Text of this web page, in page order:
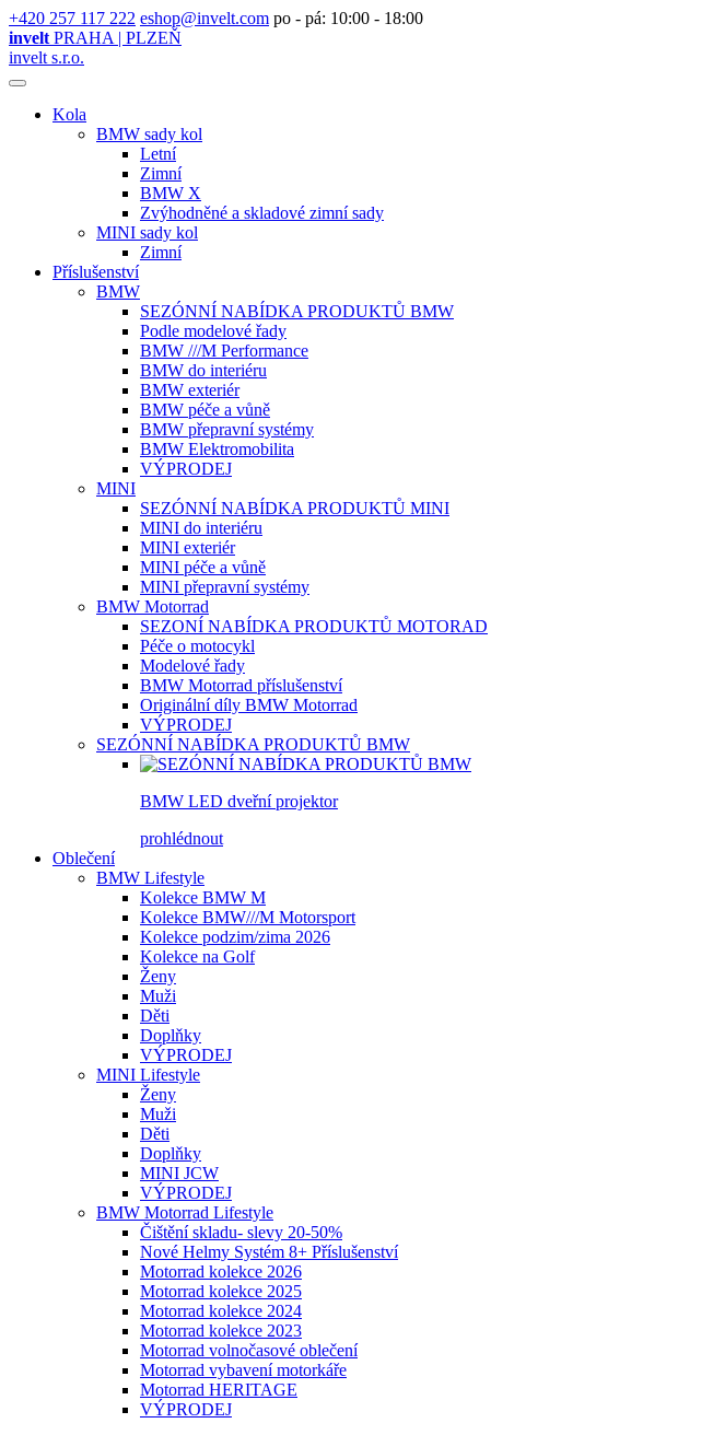
+420 257 117 222 eshop@invelt.com po - pá: 10:00 - 18:00
invelt PRAHA | PLZEŇ
invelt s.r.o.
Kola
BMW sady kol
Letní
Zimní
BMW X
Zvýhodněné a skladové zimní sady
MINI sady kol
Zimní
Příslušenství
BMW
SEZÓNNÍ NABÍDKA PRODUKTŮ BMW
Podle modelové řady
BMW ///M Performance
BMW do interiéru
BMW exteriér
BMW péče a vůně
BMW přepravní systémy
BMW Elektromobilita
VÝPRODEJ
MINI
SEZÓNNÍ NABÍDKA PRODUKTŮ MINI
MINI do interiéru
MINI exteriér
MINI péče a vůně
MINI přepravní systémy
BMW Motorrad
SEZONÍ NABÍDKA PRODUKTŮ MOTORAD
Péče o motocykl
Modelové řady
BMW Motorrad příslušenství
Originální díly BMW Motorrad
VÝPRODEJ
SEZÓNNÍ NABÍDKA PRODUKTŮ BMW
BMW LED dveřní projektor
prohlédnout
Oblečení
BMW Lifestyle
Kolekce BMW M
Kolekce BMW///M Motorsport
Kolekce podzim/zima 2026
Kolekce na Golf
Ženy
Muži
Děti
Doplňky
VÝPRODEJ
MINI Lifestyle
Ženy
Muži
Děti
Doplňky
MINI JCW
VÝPRODEJ
BMW Motorrad Lifestyle
Čištění skladu- slevy 20-50%
Nové Helmy Systém 8+ Příslušenství
Motorrad kolekce 2026
Motorrad kolekce 2025
Motorrad kolekce 2024
Motorrad kolekce 2023
Motorrad volnočasové oblečení
Motorrad vybavení motorkáře
Motorrad HERITAGE
VÝPRODEJ